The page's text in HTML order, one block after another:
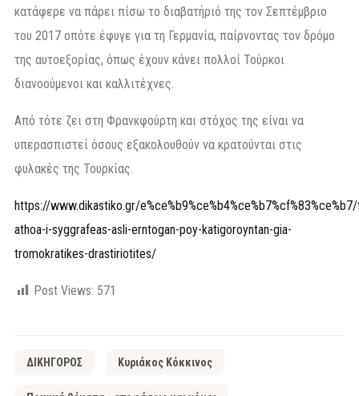
κατάφερε να πάρει πίσω το διαβατήριό της τον Σεπτέμβριο
του 2017 οπότε έφυγε για τη Γερμανία, παίρνοντας τον δρόμο
της αυτοεξορίας, όπως έχουν κάνει πολλοί Τούρκοι
διανοούμενοι και καλλιτέχνες.
Από τότε ζει στη Φρανκφούρτη και στόχος της είναι να
υπερασπιστεί όσους εξακολουθούν να κρατούνται στις
φυλακές της Τουρκίας.
https://www.dikastiko.gr/
athoa-i-syggrafeas-asli-erntogan-poy-katigoroyntan-gia-
tromokratikes-drastiriotites/
Post Views: 571
ΔΙΚΗΓΟΡΟΣ Κυριάκος Κόκκινος